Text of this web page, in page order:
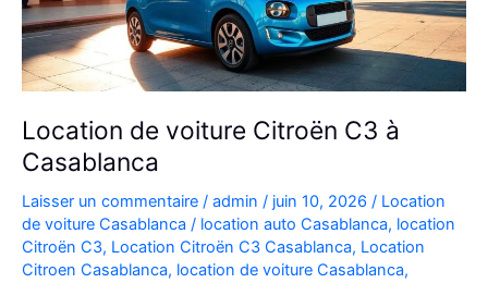
Location de voiture Citroën C3 à
Casablanca
Laisser un commentaire / admin / juin 10, 2026 / Location
de voiture Casablanca / location auto Casablanca, location
Citroën C3, Location Citroën C3 Casablanca, Location
Citroen Casablanca, location de voiture Casablanca,